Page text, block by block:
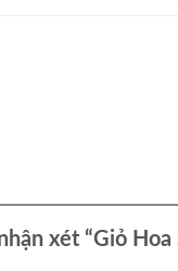
xét “Giỏ Hoa